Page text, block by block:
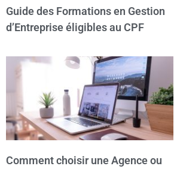
Guide des Formations en Gestion
d’Entreprise éligibles au CPF
Comment choisir une Agence ou